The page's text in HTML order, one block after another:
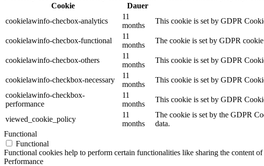
Cookie
Dauer
cookielawinfo-checbox-analytics
11
months
This cookie is set by GDPR
cookielawinfo-checbox-functional
11
months
The cookie is set by GDPR
cookielawinfo-checbox-others
11
months
This cookie is set by GDPR
cookielawinfo-checkbox-necessary
11
months
This cookie is set by GDPR
cookielawinfo-checkbox-
performance
11
months
This cookie is set by GDPR
viewed_cookie_policy
11
months
The cookie is set by the GDPR
data.
Functional
Functional
Functional cookies help to perform certain functionalities like sharing the content
Performance